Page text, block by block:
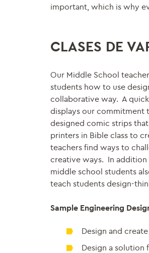
important, which is why
CLASES DE
Our Middle School
students how to use
collaborative way. A
displays our commitment
designed comic strips
printers in Bible class to
teachers find ways to
creative ways. In addition
middle school students
teach students design-
Sample Engineering
Design and create
Design a solution